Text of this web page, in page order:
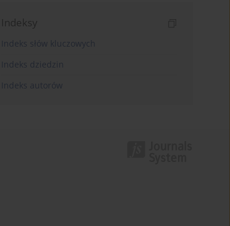
Indeksy
Indeks słów kluczowych
Indeks dziedzin
Indeks autorów